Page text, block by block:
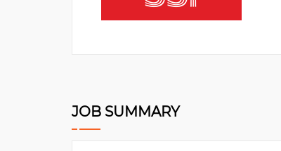
JOB SUMMARY